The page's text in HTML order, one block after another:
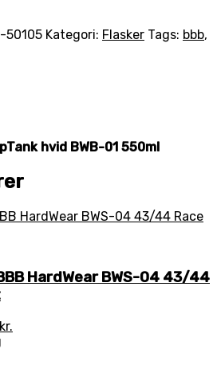
50105 Kategori: Flasker Tags: bbb,
hvid BWB-01 550ml
HardWear BWS-04 43/44
kr.